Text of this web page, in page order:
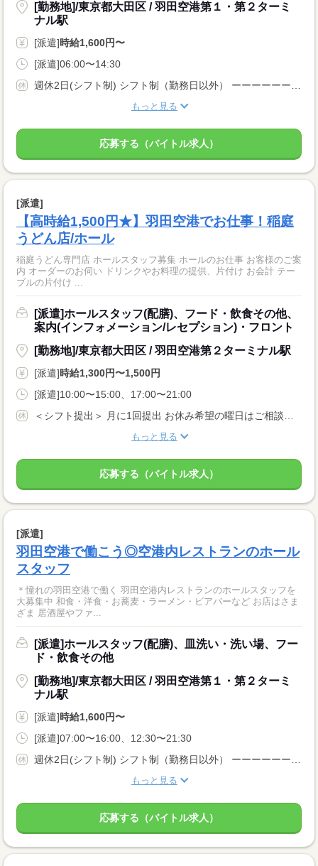
[勤務地]/東京都大田区 / 羽田空港第１・第２ターミ
ナル駅
[派遣]時給1,600円〜
[派遣]06:00〜14:30
週休2日(シフト制) シフト制（勤務日以外） ーーーーーーーーー 即日勤務OK 長期 週5日 残業月20時間以内 シフト制 ーーーーーーーーー
もっと見る
応募する（バイトル求人）
[派遣]
【高時給1,500円★】羽田空港でお仕事！稲庭
うどん店/ホール
稲庭うどん専門店 ホールスタッフ募集 ホールのお仕事 お客様のご案
内 オーダーのお伺い ドリンクやお料理の提供、片付け お会計 テー
ブルの片付け ...
[派遣]ホールスタッフ(配膳)、フード・飲食その他、
案内(インフォメーション/レセプション)・フロント
[勤務地]/東京都大田区 / 羽田空港第２ターミナル駅
[派遣]時給1,300円〜1,500円
[派遣]10:00〜15:00、17:00〜21:00
＜シフト提出＞ 月に1回提出 お休み希望の曜日はご相談ください ＜歓迎！＞ 土日祝、年末、お正月、お盆、ゴールデンウィークの連休や、 クリスマス、バレンタインなどイベント時に出勤可能な方大歓迎！
もっと見る
応募する（バイトル求人）
[派遣]
羽田空港で働こう◎空港内レストランのホール
スタッフ
＊憧れの羽田空港で働く 羽田空港内レストランのホールスタッフを
大募集中 和食・洋食・お蕎麦・ラーメン・ビアバーなど お店はさま
ざま 居酒屋やファ...
[派遣]ホールスタッフ(配膳)、皿洗い・洗い場、フー
ド・飲食その他
[勤務地]/東京都大田区 / 羽田空港第１・第２ターミ
ナル駅
[派遣]時給1,600円〜
[派遣]07:00〜16:00、12:30〜21:30
週休2日(シフト制) シフト制（勤務日以外） ーーーーーーーーー 長期 週2・3日からOK 週4日以上OK 週5日 残業月20時間以内 シフト制 ーーーーーーーーー
もっと見る
応募する（バイトル求人）